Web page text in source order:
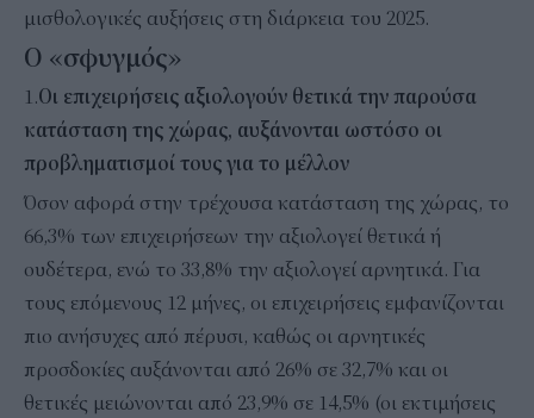
μισθολογικές αυξήσεις στη διάρκεια του 2025.
Ο «σφυγμός»
1.Οι επιχειρήσεις αξιολογούν θετικά την παρούσα
κατάσταση της χώρας, αυξάνονται ωστόσο οι
προβληματισμοί τους για το μέλλον
Όσον αφορά στην τρέχουσα κατάσταση της χώρας, το
66,3% των επιχειρήσεων την αξιολογεί θετικά ή
ουδέτερα, ενώ το 33,8% την αξιολογεί αρνητικά. Για
τους επόμενους 12 μήνες, oι επιχειρήσεις εμφανίζονται
πιο ανήσυχες από πέρυσι, καθώς οι αρνητικές
προσδοκίες αυξάνονται από 26% σε 32,7% και οι
θετικές μειώνονται από 23,9% σε 14,5% (οι εκτιμήσεις